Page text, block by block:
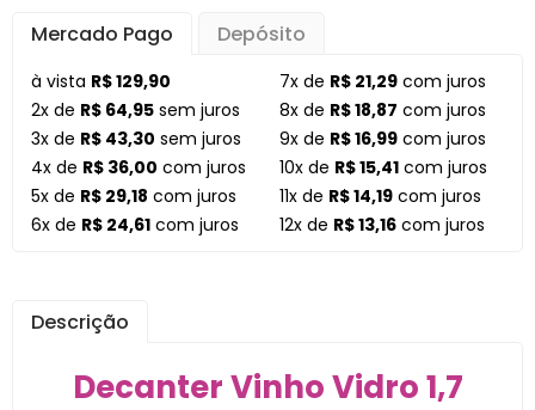
Mercado Pago Depósito
à vista R$ 129,90
2x de R$ 64,95 sem juros
3x de R$ 43,30 sem juros
4x de R$ 36,00 com juros
5x de R$ 29,18 com juros
6x de R$ 24,61 com juros
7x de R$ 21,29 com juros
8x de R$ 18,87 com juros
9x de R$ 16,99 com juros
10x de R$ 15,41 com juros
11x de R$ 14,19 com juros
12x de R$ 13,16 com juros
Descrição
Decanter Vinho Vidro 1,7